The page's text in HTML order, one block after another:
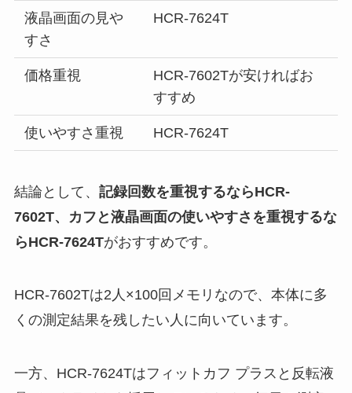
液晶画面の見や
すさ
HCR-7624T
価格重視
HCR-7602Tが安ければお
すすめ
使いやすさ重視 HCR-7624T
結論として、 記録回数を重視するならHCR-
7602T、カフと液晶画面の使いやすさを重視するな
らHCR-7624Tがおすすめです。
HCR-7602Tは2人×100回メモリなので、本体に多
くの測定結果を残したい人に向いています。
一方、HCR-7624Tはフィットカフ プラスと反転液